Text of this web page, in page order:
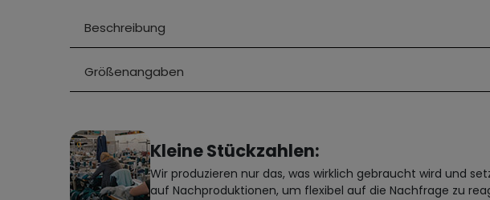
Beschreibung
Größenangaben
Kleine Stückzahlen:
Wir produzieren nur das, was wirklich gebraucht wird und
auf Nachproduktionen, um flexibel auf die Nachfrage zu